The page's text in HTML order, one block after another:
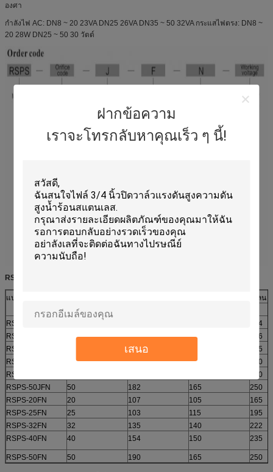
ฝากข้อความ
เราจะโทรกลับหาคุณเร็ว ๆ นี้!
เสนอ
องศา
กำลังไฟ AC: DN8 ~ 20 23VA DN25 26VA DN35 ~ 50 32VA กระแสไฟตรง: DN8 ~
20 28W DN25 ~ 50 30 วัตต์
RSPS
แบบ
PN = 1.6MPa GB / T9113.1-2000 ขนาดการเชื่อมต่อหน้าแปลน
DN
RSPS-15JFN
164
RSPS-20JFN
106 105
166
RSPS-25JFN
135
185
RSPS-32JFN
140 140
220
RSPS-40JFN
230
RSPS-50JFN
50 182 165
250
RSPS-20FN
20 107 105
165
RSPS-25FN
25 103 115
195
RSPS-32FN
32 135 140
222
RSPS-40FN
40 154 150 235
RSPS-50FN 50 190 165 250